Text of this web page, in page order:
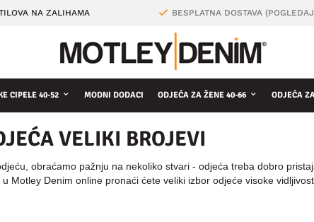
NA ZALIHAMA BESPLATNA DOSTAVA
CIPELE 40-52 MODNI DODACI ODJEĆA ZA ŽENE 40-66 ODJEĆA
VELIKI BROJEVI
obraćamo pažnju na nekoliko stvari - odjeća treba dobro
Motley Denim online pronaći ćete veliki izbor odjeće visoke